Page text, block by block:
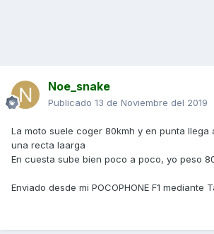
Noe_snake
Publicado 13 de Noviembre del 2019
La moto suele coger 80kmh y en punta llega
una recta laarga
En cuesta sube bien poco a poco, yo peso
Enviado desde mi POCOPHONE F1 mediante